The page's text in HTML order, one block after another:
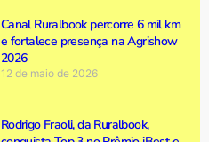
Canal Ruralbook percorre 6 mil km
e fortalece presença na Agrishow
2026
12 de maio de 2026
Rodrigo Fraoli, da Ruralbook,